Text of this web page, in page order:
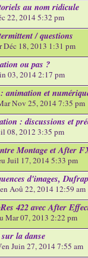
au nom ridicule
22, 2014 5:32 pm
/ questions
Déc 18, 2013 1:31 pm
ou pas ?
03, 2014 2:17 pm
animation et
Nov 25, 2014 7:35 pm
: discussions et
08, 2012 3:35 pm
Montage et After
Juil 17, 2014 5:33 pm
d'images,
Aoû 22, 2014 12:59 am
422 avec After
Mar 07, 2013 2:22 pm
la danse
Juin 27, 2014 7:55 am